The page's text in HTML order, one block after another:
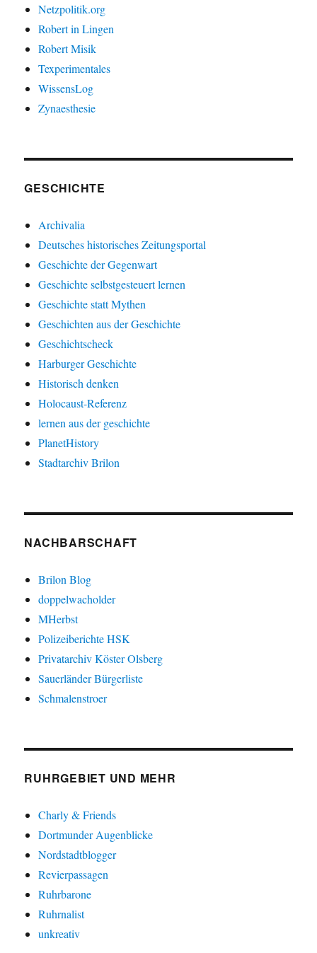
Netzpolitik.org
Robert in Lingen
Robert Misik
Texperimentales
WissensLog
Zynaesthesie
GESCHICHTE
Archivalia
Deutsches historisches Zeitungsportal
Geschichte der Gegenwart
Geschichte selbstgesteuert lernen
Geschichte statt Mythen
Geschichten aus der Geschichte
Geschichtscheck
Harburger Geschichte
Historisch denken
Holocaust-Referenz
lernen aus der geschichte
PlanetHistory
Stadtarchiv Brilon
NACHBARSCHAFT
Brilon Blog
doppelwacholder
MHerbst
Polizeiberichte HSK
Privatarchiv Köster Olsberg
Sauerländer Bürgerliste
Schmalenstroer
RUHRGEBIET UND MEHR
Charly & Friends
Dortmunder Augenblicke
Nordstadtblogger
Revierpassagen
Ruhrbarone
Ruhrnalist
unkreativ